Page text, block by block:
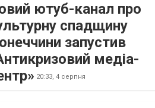
ютуб-канал про
спадщину
запустив
медіа-
20:33, 4 серпня